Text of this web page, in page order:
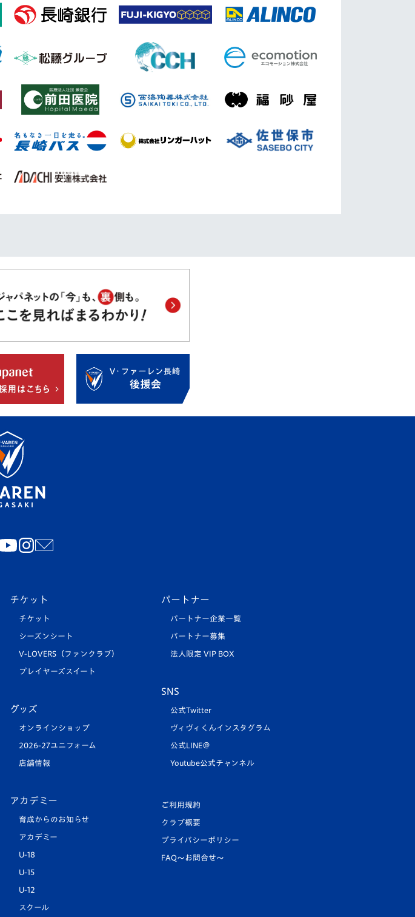
チケット
チケット
シーズンシート
V-LOVERS（ファンクラブ）
プレイヤーズスイート
グッズ
オンラインショップ
2026-27ユニフォーム
店舗情報
アカデミー
育成からのお知らせ
アカデミー
U-18
U-15
U-12
スクール
パートナー
パートナー企業一覧
パートナー募集
法人限定 VIP BOX
SNS
公式Twitter
ヴィヴィくんインスタグラム
公式LINE＠
Youtube公式チャンネル
ご利用規約
クラブ概要
プライバシーポリシー
FAQ〜お問合せ〜